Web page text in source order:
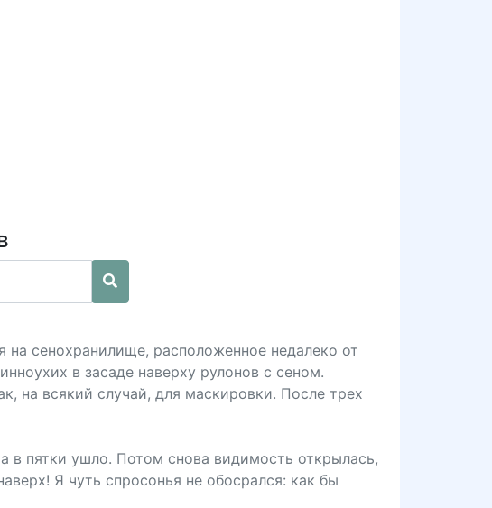
сенохранилище, расположенное недалеко от
в засаде наверху рулонов с сеном.
на всякий случай, для маскировки. После трех
в пятки ушло. Потом снова видимость открылась,
Я чуть спросонья не обосрался: как бы